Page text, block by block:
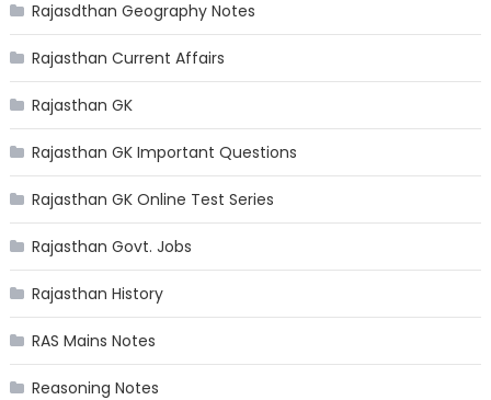
Rajasdthan Geography Notes
Rajasthan Current Affairs
Rajasthan GK
Rajasthan GK Important Questions
Rajasthan GK Online Test Series
Rajasthan Govt. Jobs
Rajasthan History
RAS Mains Notes
Reasoning Notes